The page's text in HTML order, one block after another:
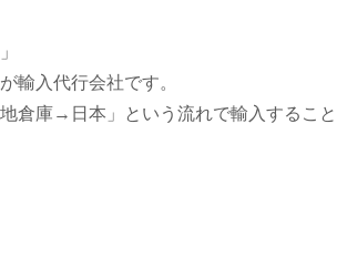
輸入代行会社です。
倉庫→日本」という流れで輸入すること